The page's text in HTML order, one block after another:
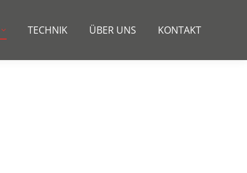
TECHNIK ÜBER UNS KONTAKT